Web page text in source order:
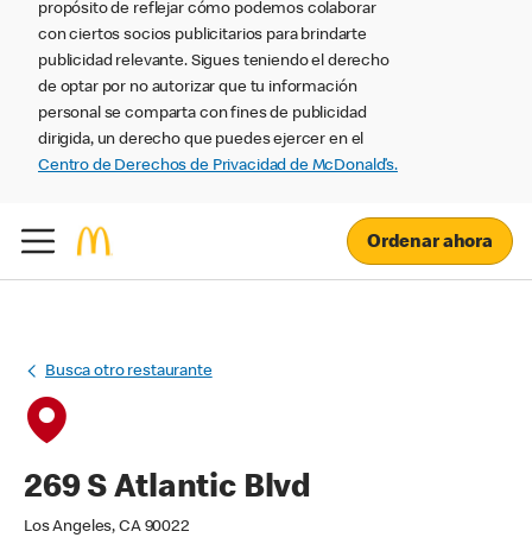
propósito de reflejar cómo podemos colaborar
con ciertos socios publicitarios para brindarte
publicidad relevante. Sigues teniendo el derecho
de optar por no autorizar que tu información
personal se comparta con fines de publicidad
dirigida, un derecho que puedes ejercer en el
Centro de Derechos de Privacidad de McDonald’s.
Ordenar ahora
Busca otro restaurante
269 S Atlantic Blvd
Los Angeles, CA 90022